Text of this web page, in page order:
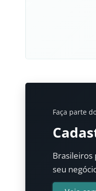
Faça parte
Brasileiros
seu